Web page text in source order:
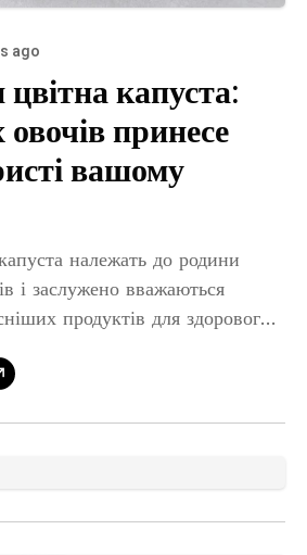
ago
капуста:
принесе
вашому
належать до родини
і заслужено вважаються
продуктів для здорового
та антиоксиданти, проте